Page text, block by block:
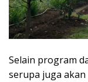
Selain program
serupa juga akan